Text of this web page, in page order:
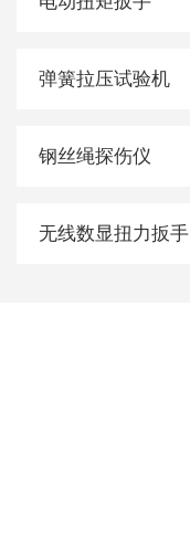
弹簧拉压试验机
钢丝绳探伤仪
无线数显扭力扳手